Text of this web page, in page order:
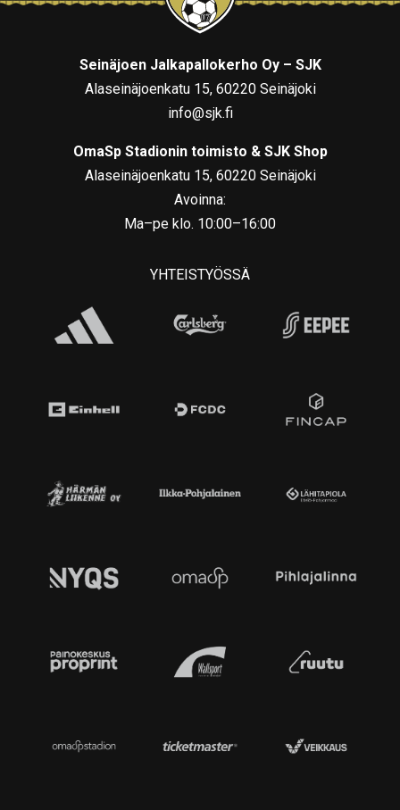
Seinäjoen Jalkapallokerho Oy – SJK
Alaseinäjoenkatu 15, 60220 Seinäjoki
info@sjk.fi
OmaSp Stadionin toimisto & SJK Shop
Alaseinäjoenkatu 15, 60220 Seinäjoki
Avoinna:
Ma–pe klo. 10:00–16:00
YHTEISTYÖSSÄ